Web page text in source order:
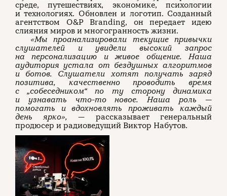
среде, путешествиях, экономике, психологии
и технологиях. Обновлен и логотип. Созданный
агентством O&P Branding, он передает идею
слияния миров и многогранность жизни.
«Мы проанализировали текущие привычки
слушателей и увидели высокий запрос
на персонализацию и живое общение. Наша
аудитория устала от бездушных алгоритмов
и ботов. Слушатели хотят получать заряд
позитива, качественно проводить время
с „собеседником“ по ту сторону динамика
и узнавать что-то новое. Наша роль —
помогать и вдохновлять проживать каждый
день ярко»,—
рассказывает генеральный
продюсер и радиоведущий Виктор Набутов.